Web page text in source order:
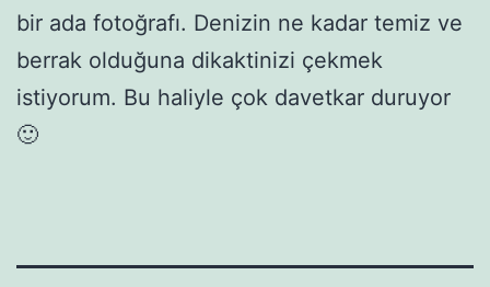
bir ada fotoğrafı. Denizin ne kadar temiz ve
berrak olduğuna dikaktinizi çekmek
istiyorum. Bu haliyle çok davetkar duruyor
🙂